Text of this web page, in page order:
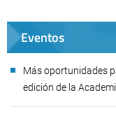
Eventos
Más oportunidades
edición de la